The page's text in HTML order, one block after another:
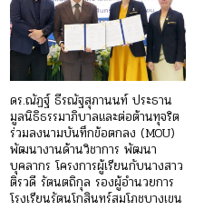
ดร.ณัฏฐ์ ธีรณัฐสุภานนท์ ประธาน
มูลนิธิธรรมาภิบาลและต่อต้านทุจริต
ร่วมลงนามบันทึกข้อตกลง (MOU)
พัฒนางานด้านวิชาการ พัฒนา
บุคลากร โครงการผู้เรียนกับนางสาว
ติรวดี รัตนตถิกุล รองผู้อำนวยการ
โรงเรียนรัตนโกสินทร์สมโภชบางเขน